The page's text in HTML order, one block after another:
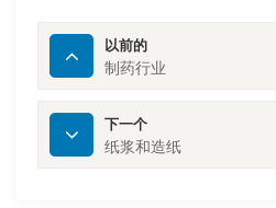
以前的
制药行业
下一个
纸浆和造纸